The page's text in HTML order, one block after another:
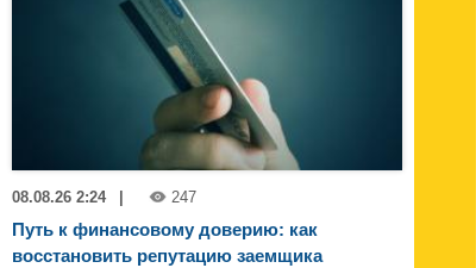
08.08.26 2:24 247
Путь к финансовому доверию: как
восстановить репутацию заемщика